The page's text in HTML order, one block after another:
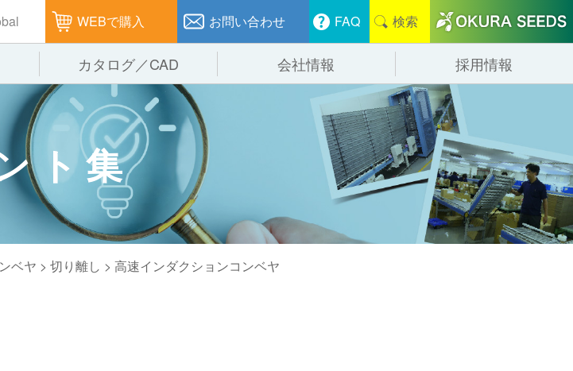
WEBで購入 お問い合わせ FAQ 検索
仕分けシステム
ステム 保管システム
デパレタイズシステム バンニング・デバンニングシステム
（垂直搬送機） 周辺機器
物流
カタログ／CAD
会社情報
会社概要
ープ
採用情報
ト集
ベヤ > 切り離し > 高速インダクションコンベヤ